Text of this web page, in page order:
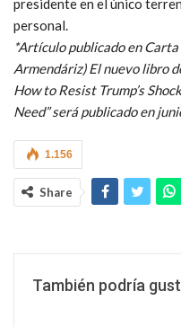
presidente en el único
personal.
*Artículo publicado en
Armendáriz) El nuevo libro
How to Resist Trump’s
Need” será publicado en
1.156
Share
También podría